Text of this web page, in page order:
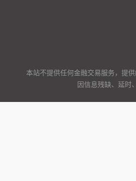
本站不提供任何金融交易服务，提
因信息残缺、延时